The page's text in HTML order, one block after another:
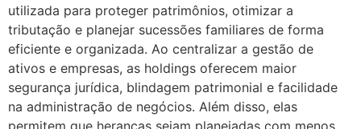
utilizada para proteger patrimônios, otimizar a
tributação e planejar sucessões familiares de forma
eficiente e organizada. Ao centralizar a gestão de
ativos e empresas, as holdings oferecem maior
segurança jurídica, blindagem patrimonial e facilidade
na administração de negócios. Além disso, elas
permitem que heranças sejam planejadas com menos